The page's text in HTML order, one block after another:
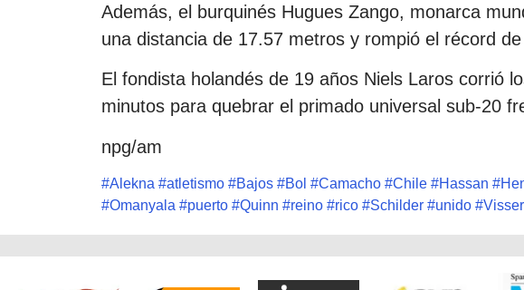
Además, el burquinés Hugues Zango, monarca
una distancia de 17.57 metros y rompió el récord
El fondista holandés de 19 años Niels Laros corrió
minutos para quebrar el primado universal sub-20
npg/am
#Alekna #atletismo #Bajos #Bol #Camacho #Chile #Hassan #
#Omanyala #puerto #Quinn #reino #rico #Schilder #unido #Visser